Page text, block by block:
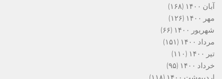
آبان ۱۴۰۰
(۱۶۸)
مهر ۱۴۰۰
(۱۲۶)
شهریور ۱۴۰۰
(۶۶)
مرداد ۱۴۰۰
(۱۵۱)
تیر ۱۴۰۰
(۱۱۰)
خرداد ۱۴۰۰
(۹۵)